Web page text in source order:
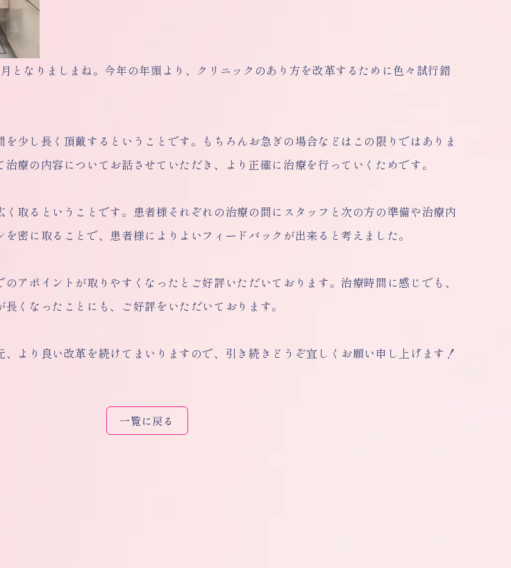
となりましまね。今年の年頭より、クリニックのあり方を改革するために色々試行錯
少し長く頂戴するということです。もちろんお急ぎの場合などはこの限りではありま
療の内容についてお話させていただき、より正確に治療を行っていくためです。
取るということです。患者様それぞれの治療の間にスタッフと次の方の準備や治療内
密に取ることで、患者様によりよいフィードバックが出来ると考えました。
アポイントが取りやすくなったとご好評いただいております。治療時間に感じでも、
くなったことにも、ご好評をいただいております。
、より良い改革を続けてまいりますので、引き続きどうぞ宜しくお願い申し上げます！
一覧に戻る